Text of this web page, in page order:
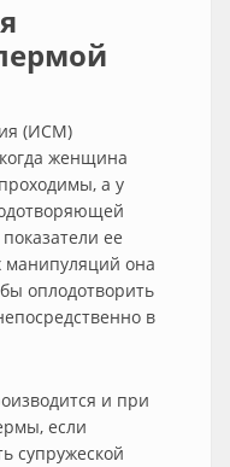
(ИСМ)
женщина
а у
ее
манипуляций она
оплодотворить
в
и при
если
супружеской